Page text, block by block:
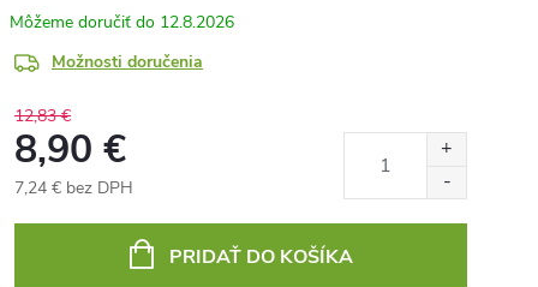
12.8.2026
Možnosti doručenia
12,83 €
8,90 €
7,24 € bez DPH
PRIDAŤ DO KOŠÍKA